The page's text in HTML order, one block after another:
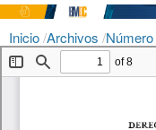
Inicio/Archivos /Número